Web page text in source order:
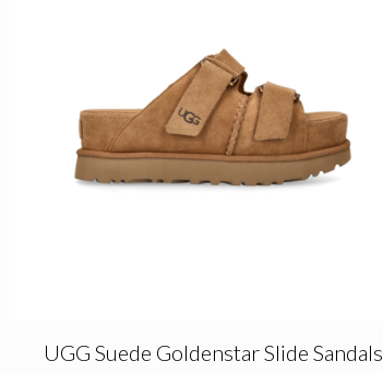
UGG Suede Goldenstar Slide Sandals